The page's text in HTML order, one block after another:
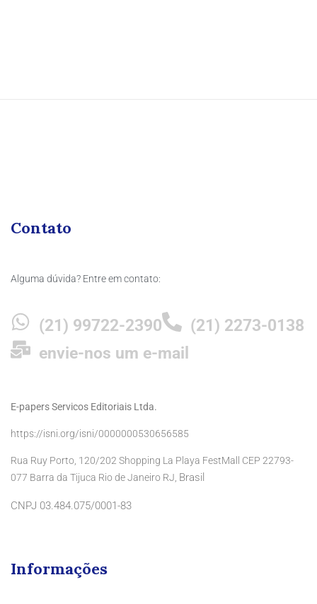
Contato
Alguma dúvida? Entre em contato:
(21) 99722-2390
(21) 2273-0138
envie-nos um e-mail
E-papers Servicos Editoriais Ltda.
https://isni.org/isni/0000000530656585
Rua Ruy Porto, 120/202 Shopping La Playa FestMall CEP 22793-
077 Barra da Tijuca Rio de Janeiro RJ, Brasil
CNPJ 03.484.075/0001-83
Informações